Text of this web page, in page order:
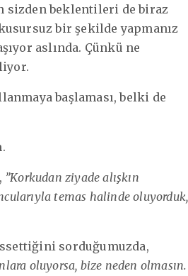
sizden beklentileri de biraz
bir şekilde yapmanız
aslında. Çünkü ne
başlaması, belki de
”Korkudan ziyade alışkın
temas halinde oluyorduk,
sorduğumuzda,
oluyorsa, bize neden olmasın.